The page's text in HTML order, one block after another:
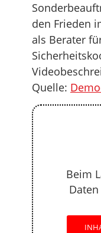
den Frieden
als Berater
Quelle:
Beim